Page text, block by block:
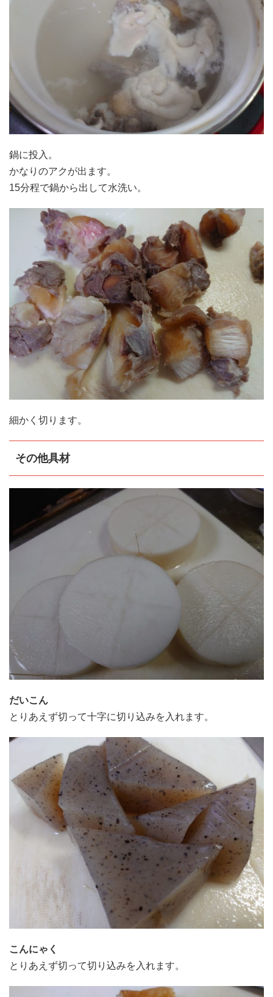
鍋に投入。
かなりのアクが出ます。
15分程で鍋から出して水洗い。
細かく切ります。
その他具材
だいこん
とりあえず切って十字に切り込みを入れます。
こんにゃく
とりあえず切って切り込みを入れます。